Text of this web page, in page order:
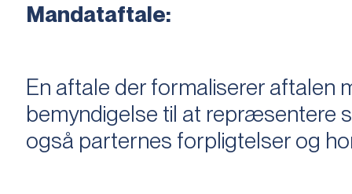
Mandataftale:
En aftale der formaliserer
bemyndigelse til at repræsentere
også parternes forpligtelser og